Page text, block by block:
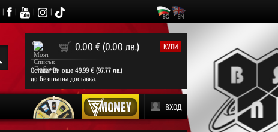
| | | |
0 0.00 € (0.00 лв.) КУПИ
Остават Ви още 49.99 € (97.77 лв.)
до безплатна доставка.
ВХОД